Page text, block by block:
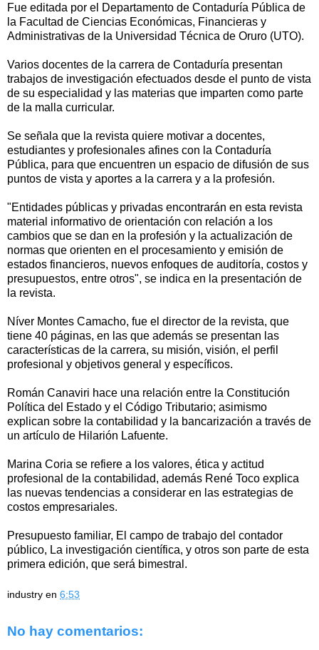
Fue editada por el Departamento de Contaduría Pública de
la Facultad de Ciencias Económicas, Financieras y
Administrativas de la Universidad Técnica de Oruro (UTO).
Varios docentes de la carrera de Contaduría presentan
trabajos de investigación efectuados desde el punto de vista
de su especialidad y las materias que imparten como parte
de la malla curricular.
Se señala que la revista quiere motivar a docentes,
estudiantes y profesionales afines con la Contaduría
Pública, para que encuentren un espacio de difusión de sus
puntos de vista y aportes a la carrera y a la profesión.
"Entidades públicas y privadas encontrarán en esta revista
material informativo de orientación con relación a los
cambios que se dan en la profesión y la actualización de
normas que orienten en el procesamiento y emisión de
estados financieros, nuevos enfoques de auditoría, costos y
presupuestos, entre otros", se indica en la presentación de
la revista.
Níver Montes Camacho, fue el director de la revista, que
tiene 40 páginas, en las que además se presentan las
características de la carrera, su misión, visión, el perfil
profesional y objetivos general y específicos.
Román Canaviri hace una relación entre la Constitución
Política del Estado y el Código Tributario; asimismo
explican sobre la contabilidad y la bancarización a través de
un artículo de Hilarión Lafuente.
Marina Coria se refiere a los valores, ética y actitud
profesional de la contabilidad, además René Toco explica
las nuevas tendencias a considerar en las estrategias de
costos empresariales.
Presupuesto familiar, El campo de trabajo del contador
público, La investigación científica, y otros son parte de esta
primera edición, que será bimestral.
industry en 6:53
No hay comentarios: